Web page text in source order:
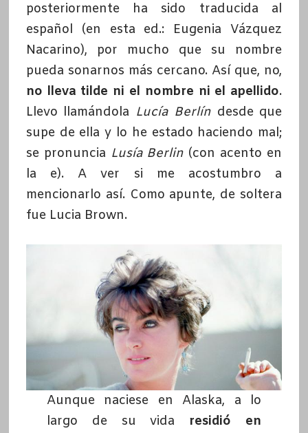
posteriormente ha sido traducida al
español (en esta ed.: Eugenia Vázquez
Nacarino), por mucho que su nombre
pueda sonarnos más cercano. Así que, no,
no lleva tilde ni el nombre ni el apellido.
Llevo llamándola Lucía Berlíndesde que
supe de ella y lo he estado haciendo mal;
se pronuncia Lusía Berlin (con acento en
la e). A ver si me acostumbro a
mencionarlo así. Como apunte, de soltera
fue Lucia Brown.
Aunque naciese en Alaska, a lo
largo de su vida residió en